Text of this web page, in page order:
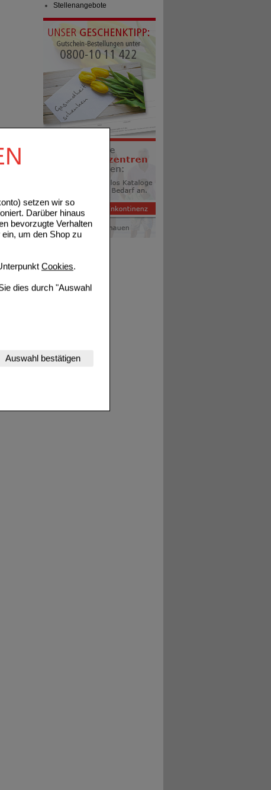
setzen wir so
Darüber hinaus
bevorzugte Verhalten
um den Shop zu
Cookies.
dies durch "Auswahl
Website
werden kann.
(z.B.
unserer Website aber
dass Daten hierfür
Auswahl bestätigen
Stellenangebote